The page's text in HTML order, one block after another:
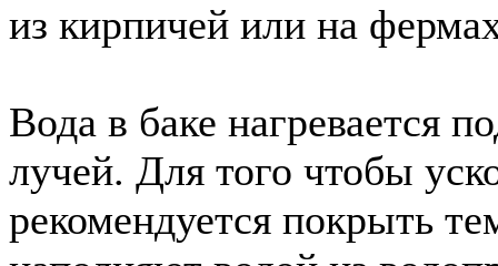
из кирпичей или на
Вода в баке нагревается
лучей. Для того чтобы
рекомендуется покрыть